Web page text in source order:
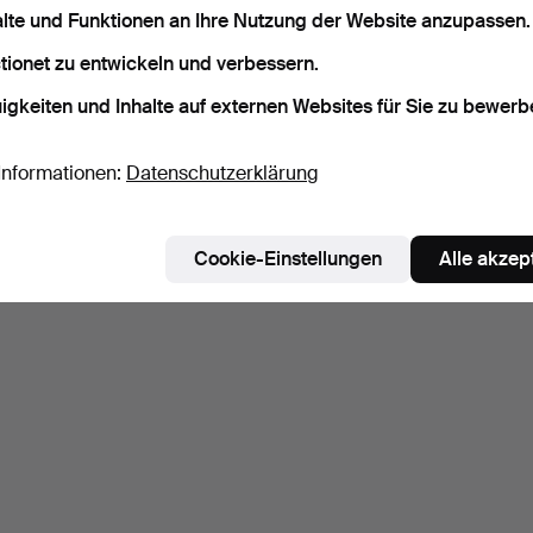
Suche speichern
können auch inBeendete Auktionen aus unserem Archiv
und Funktionen an Ihre Nutzung der Website anzupassen.
zu entwickeln und verbessern.
und Inhalte auf externen Websites für Sie zu
Datenschutzerklärung
Cookie-Einstellungen Alle